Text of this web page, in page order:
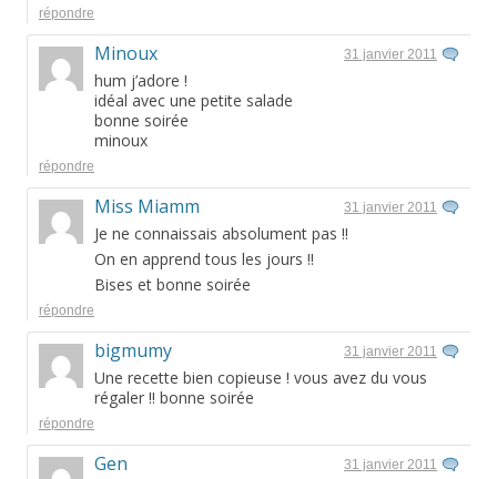
répondre
Minoux 31 janvier 2011
hum j’adore !
idéal avec une petite salade
bonne soirée
minoux
répondre
Miss Miamm 31 janvier 2011
Je ne connaissais absolument pas !!
On en apprend tous les jours !!
Bises et bonne soirée
répondre
bigmumy 31 janvier 2011
Une recette bien copieuse ! vous avez du vous
régaler !! bonne soirée
répondre
Gen 31 janvier 2011